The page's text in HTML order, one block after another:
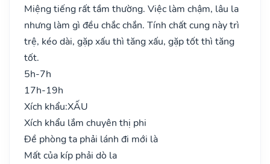
Miệng tiếng rất tầm thường. Việc làm chậm, lâu la
nhưng làm gì đều chắc chắn. Tính chất cung này trì
trệ, kéo dài, gặp xấu thì tăng xấu, gặp tốt thì tăng
tốt.
5h-7h
17h-19h
Xích khẩu:XẤU
Xích khẩu lắm chuyên thị phi
Đề phòng ta phải lánh đi mới là
Mất của kíp phải dò la